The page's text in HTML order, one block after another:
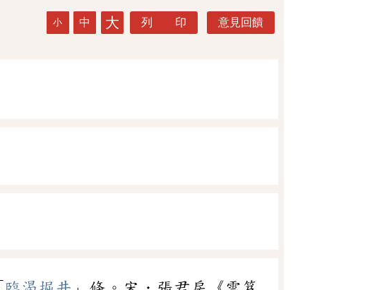
小 中 大 列 印 意見回饋